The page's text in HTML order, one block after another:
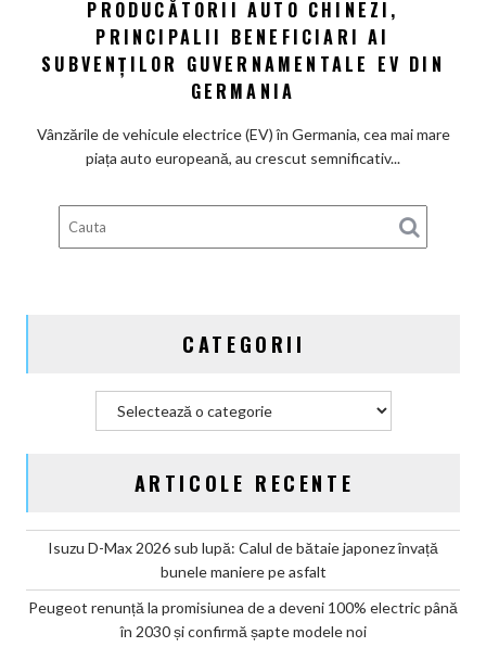
100%
chinezi,
din
Germania
PRODUCĂTORII AUTO CHINEZI,
PRINCIPALII BENEFICIARI AI
SUBVENȚILOR GUVERNAMENTALE EV DIN
GERMANIA
Vânzările de vehicule electrice (EV) în Germania, cea mai mare
piața auto europeană, au crescut semnificativ...
CATEGORII
Categorii
ARTICOLE RECENTE
Isuzu D-Max 2026 sub lupă: Calul de bătaie japonez învață
bunele maniere pe asfalt
Peugeot renunță la promisiunea de a deveni 100% electric până
în 2030 și confirmă șapte modele noi